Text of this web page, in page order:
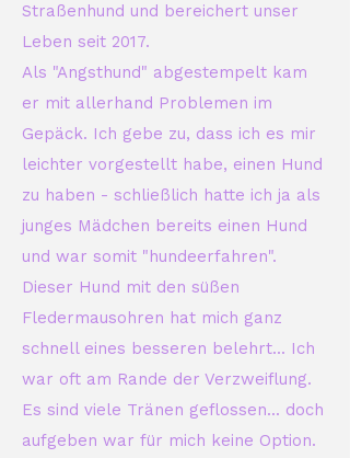
Straßenhund und bereichert unser
Leben seit 2017.
Als "Angsthund" abgestempelt kam
er mit allerhand Problemen im
Gepäck. Ich gebe zu, dass ich es mir
leichter vorgestellt habe, einen Hund
zu haben - schließlich hatte ich ja als
junges Mädchen bereits einen Hund
und war somit "hundeerfahren".
Dieser Hund mit den süßen
Fledermausohren hat mich ganz
schnell eines besseren belehrt... Ich
war oft am Rande der Verzweiflung.
Es sind viele Tränen geflossen... doch
aufgeben war für mich keine Option.